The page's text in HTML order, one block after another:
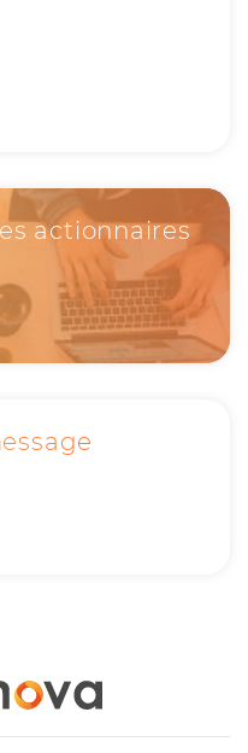
actionnaires